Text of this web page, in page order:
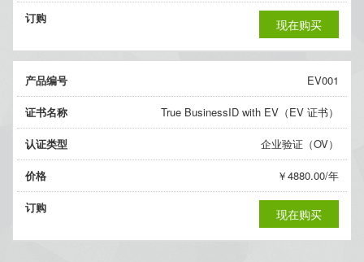
订购 现在购买
产品编号 EV001
证书名称 True BusinessID with EV（EV 证书）
认证类型 企业验证（OV）
价格 ￥4880.00/年
订购 现在购买